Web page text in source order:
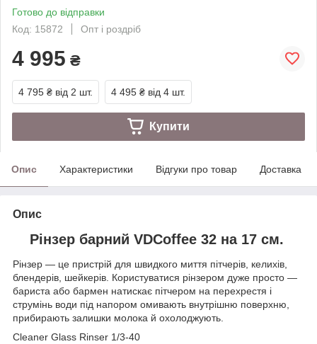
Готово до відправки
Код: 15872
Опт і роздріб
4 995 ₴
4 795 ₴ від 2 шт. 4 495 ₴ від 4 шт.
Купити
Опис Характеристики Відгуки про товар Доставка
Опис
Рінзер барний VDCoffee 32 на 17 см.
Рінзер — це пристрій для швидкого миття пітчерів, келихів,
блендерів, шейкерів. Користуватися рінзером дуже просто —
бариста або бармен натискає пітчером на перехрестя і
струмінь води під напором омивають внутрішню поверхню,
прибирають залишки молока й охолоджують.
Cleaner Glass Rinser 1/3-40